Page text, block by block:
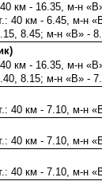
км - 16.35, м-н
40 км - 6.45, м-н
8.45; м-н «В» -
км - 16.35, м-н
8.15; м-н «В» -
40 км - 7.10, м-н
40 км - 7.10, м-н
40 км - 7.10, м-н